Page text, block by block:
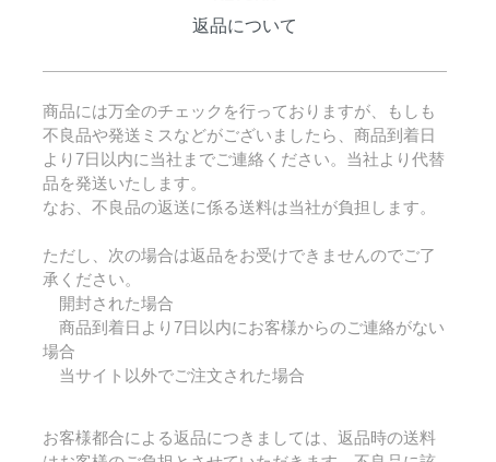
返品について
商品には万全のチェックを行っておりますが、もしも
不良品や発送ミスなどがございましたら、商品到着日
より7日以内に当社までご連絡ください。当社より代替
品を発送いたします。
なお、不良品の返送に係る送料は当社が負担します。
ただし、次の場合は返品をお受けできませんのでご了
承ください。
開封された場合
商品到着日より7日以内にお客様からのご連絡がない
場合
当サイト以外でご注文された場合
お客様都合による返品につきましては、返品時の送料